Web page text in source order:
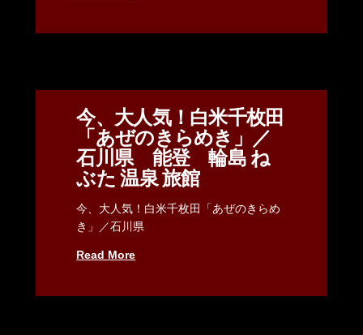
今、大人気！白米千枚田
「あぜのきらめき」／
石川県 能登 輪島 ね
ぶた 温泉 旅館
今、大人気！白米千枚田「あぜのきらめ
き」／石川県
Read More